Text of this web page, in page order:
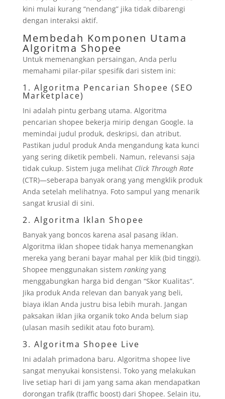
kini mulai kurang “nendang” jika tidak dibarengi
dengan interaksi aktif.
Membedah Komponen Utama
Algoritma Shopee
Untuk memenangkan persaingan, Anda perlu
memahami pilar-pilar spesifik dari sistem ini:
1. Algoritma Pencarian Shopee (SEO
Marketplace)
Ini adalah pintu gerbang utama. Algoritma
pencarian shopee bekerja mirip dengan Google. Ia
memindai judul produk, deskripsi, dan atribut.
Pastikan judul produk Anda mengandung kata kunci
yang sering diketik pembeli. Namun, relevansi saja
tidak cukup. Sistem juga melihat Click Through Rate
(CTR)—seberapa banyak orang yang mengklik produk
Anda setelah melihatnya. Foto sampul yang menarik
sangat krusial di sini.
2. Algoritma Iklan Shopee
Banyak yang boncos karena asal pasang iklan.
Algoritma iklan shopee tidak hanya memenangkan
mereka yang berani bayar mahal per klik (bid tinggi).
Shopee menggunakan sistem rankingyang
menggabungkan harga bid dengan “Skor Kualitas”.
Jika produk Anda relevan dan banyak yang beli,
biaya iklan Anda justru bisa lebih murah. Jangan
paksakan iklan jika organik toko Anda belum siap
(ulasan masih sedikit atau foto buram).
3. Algoritma Shopee Live
Ini adalah primadona baru. Algoritma shopee live
sangat menyukai konsistensi. Toko yang melakukan
live setiap hari di jam yang sama akan mendapatkan
dorongan trafik (traffic boost) dari Shopee. Selain itu,